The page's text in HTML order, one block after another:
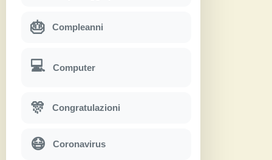
🎂 Compleanni
💻 Computer
🎊 Congratulazioni
😷 Coronavirus